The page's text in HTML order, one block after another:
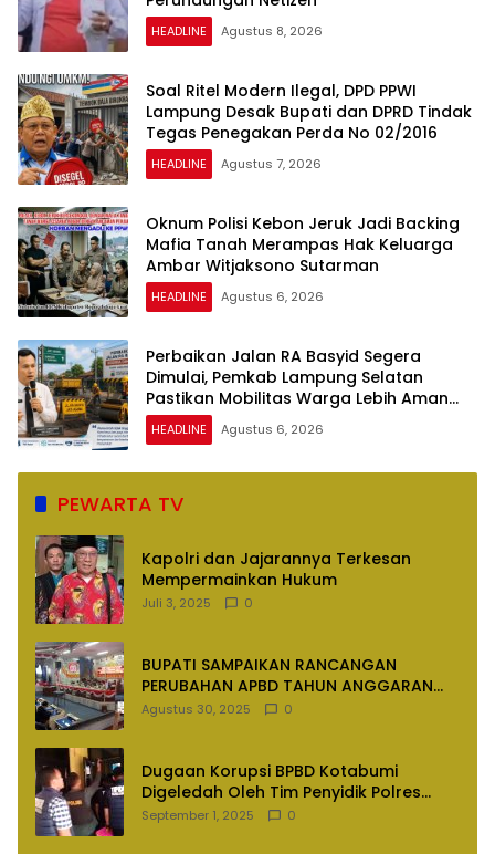
HEADLINE Agustus 8, 2026
Soal Ritel Modern Ilegal, DPD PPWI
Lampung Desak Bupati dan DPRD Tindak
Tegas Penegakan Perda No 02/2016
HEADLINE Agustus 7, 2026
Oknum Polisi Kebon Jeruk Jadi Backing
Mafia Tanah Merampas Hak Keluarga
Ambar Witjaksono Sutarman
HEADLINE Agustus 6, 2026
Perbaikan Jalan RA Basyid Segera
Dimulai, Pemkab Lampung Selatan
Pastikan Mobilitas Warga Lebih Aman
dan Nyaman
HEADLINE Agustus 6, 2026
PEWARTA TV
Kapolri dan Jajarannya Terkesan
Mempermainkan Hukum
Juli 3, 2025 0
BUPATI SAMPAIKAN RANCANGAN
PERUBAHAN APBD TAHUN ANGGARAN
2025
Agustus 30, 2025 0
Dugaan Korupsi BPBD Kotabumi
Digeledah Oleh Tim Penyidik Polres
Lampung Utara
September 1, 2025 0